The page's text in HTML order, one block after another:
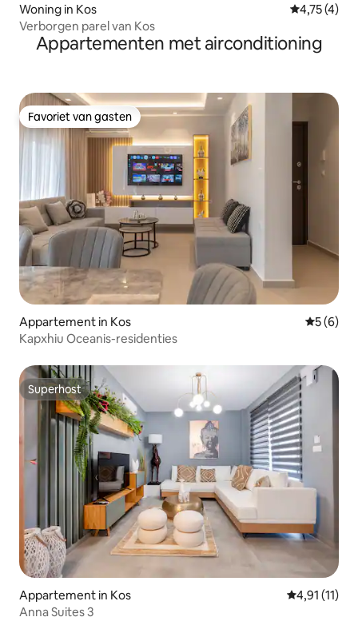
Woning in Kos
4,75 (4)
Verborgen parel van Kos
Appartementen met airconditioning
Favoriet van gasten
Favoriet van gasten
Appartement in Kos
5 (6)
Kapxhiu Oceanis-residenties
Superhost
Superhost
Appartement in Kos Gemiddelde
4,91 (11)
Anna Suites 3